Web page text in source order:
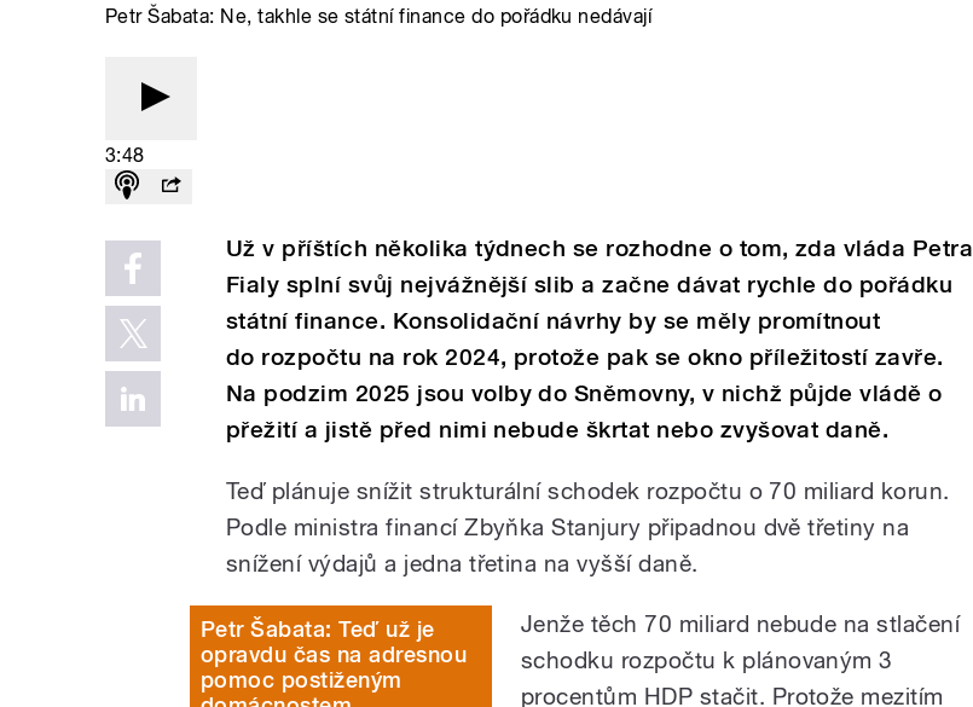
Petr Šabata: Ne, takhle se státní finance do pořádku nedávají
3:48
Už v příštích několika týdnech se rozhodne o tom, zda vláda Petra
Fialy splní svůj nejvážnější slib a začne dávat rychle do pořádku
státní finance. Konsolidační návrhy by se měly promítnout
do rozpočtu na rok 2024, protože pak se okno příležitostí zavře.
Na podzim 2025 jsou volby do Sněmovny, v nichž půjde vládě o
přežití a jistě před nimi nebude škrtat nebo zvyšovat daně.
Teď plánuje snížit strukturální schodek rozpočtu o 70 miliard korun.
Podle ministra financí Zbyňka Stanjury připadnou dvě třetiny na
snížení výdajů a jedna třetina na vyšší daně.
Petr Šabata: Teď už je
opravdu čas na adresnou
pomoc postiženým
Jenže těch 70 miliard nebude na stlačení
schodku rozpočtu k plánovaným 3
procentům HDP stačit. Protože mezitím